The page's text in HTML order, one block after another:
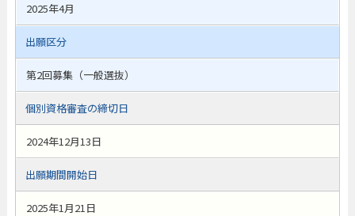
2025年4月
出願区分
第2回募集（一般選抜）
個別資格審査の締切日
2024年12月13日
出願期間開始日
2025年1月21日